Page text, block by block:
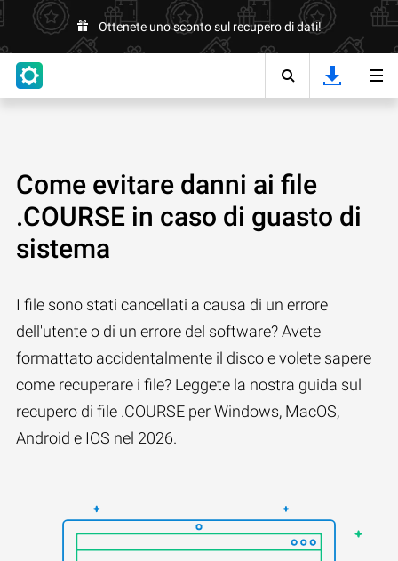
Ottenete uno sconto sul recupero di dati!
Come evitare danni ai file
.COURSE in caso di guasto di
sistema
I file sono stati cancellati a causa di un errore
dell'utente o di un errore del software? Avete
formattato accidentalmente il disco e volete sapere
come recuperare i file? Leggete la nostra guida sul
recupero di file .COURSE per Windows, MacOS,
Android e IOS nel 2026.